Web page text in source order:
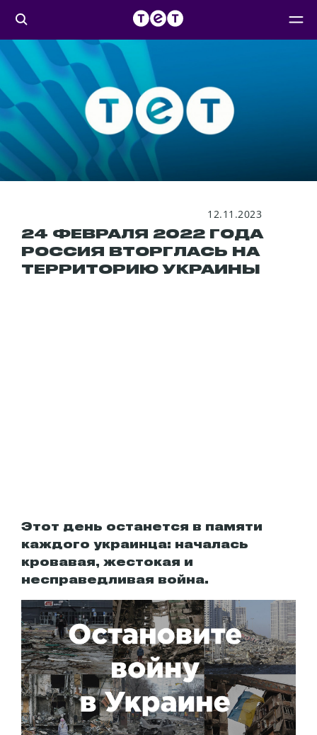
12.11.2023
24 ФЕВРАЛЯ 2022 ГОДА
РОССИЯ ВТОРГЛАСЬ НА
ТЕРРИТОРИЮ УКРАИНЫ
Этот день останется в памяти
каждого украинца: началась
кровавая, жестокая и
несправедливая война.